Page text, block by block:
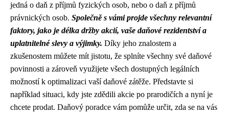
jedná o daň z příjmů fyzických osob, nebo o daň z příjmů
právnických osob. Společně s vámi projde všechny relevantní
faktory, jako je délka držby akcií, vaše daňové rezidentství a
uplatnitelné slevy a výjimky. Díky jeho znalostem a
zkušenostem můžete mít jistotu, že splníte všechny své daňové
povinnosti a zároveň využijete všech dostupných legálních
možností k optimalizaci vaší daňové zátěže. Představte si
například situaci, kdy jste zdědili akcie po prarodičích a nyní je
chcete prodat. Daňový poradce vám pomůže určit, zda se na vás